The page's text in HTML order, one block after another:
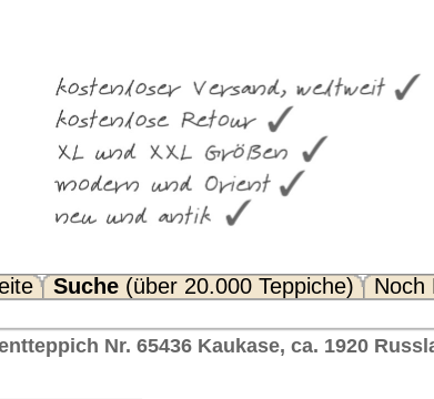
Noch Fragen? FAQ...